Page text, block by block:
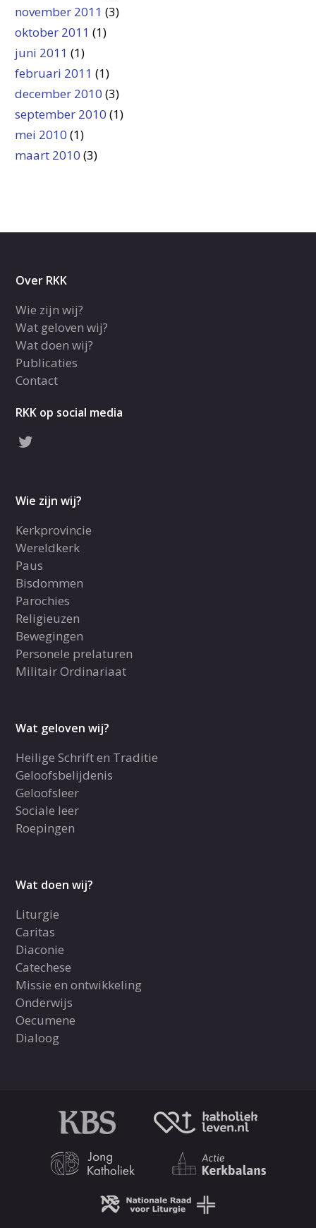
november 2011 (3)
oktober 2011 (1)
juni 2011 (1)
februari 2011 (1)
december 2010 (3)
september 2010 (1)
mei 2010 (1)
maart 2010 (3)
Over RKK
Wie zijn wij?
Wat geloven wij?
Wat doen wij?
Publicaties
Contact
RKK op social media
Wie zijn wij?
Kerkprovincie
Wereldkerk
Paus
Bisdommen
Parochies
Religieuzen
Bewegingen
Personele prelaturen
Militair Ordinariaat
Wat geloven wij?
Heilige Schrift en Traditie
Geloofsbelijdenis
Geloofsleer
Sociale leer
Roepingen
Wat doen wij?
Liturgie
Caritas
Diaconie
Catechese
Missie en ontwikkeling
Onderwijs
Oecumene
Dialoog